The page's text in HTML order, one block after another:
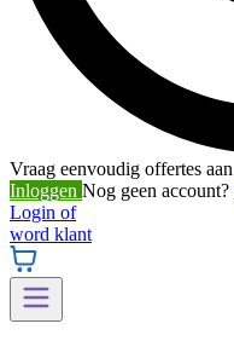
Vraag eenvoudig offertes aan
Inloggen Nog geen account?
Login of
word klant